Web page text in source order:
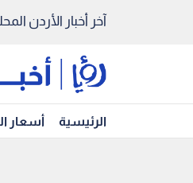
آخر أخبار الأردن
الرئيسية أسعار